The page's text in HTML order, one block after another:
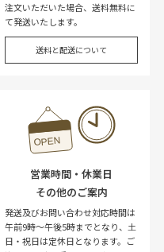
注文いただいた場合、送料無料に
て発送いたします。
送料と配送について
営業時間・休業日
その他のご案内
発送及びお問い合わせ対応時間は
午前9時～午後5時までとなり、土
日・祝日は定休日となります。ご